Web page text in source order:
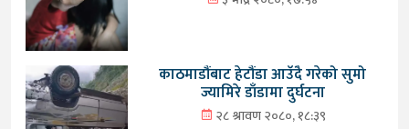
काठमाडौंबाट हेटौंडा आउँदै गरेको सुमो
ज्यामिरे डाँडामा दुर्घटना
२८ श्रावण २०८०, १८:३९